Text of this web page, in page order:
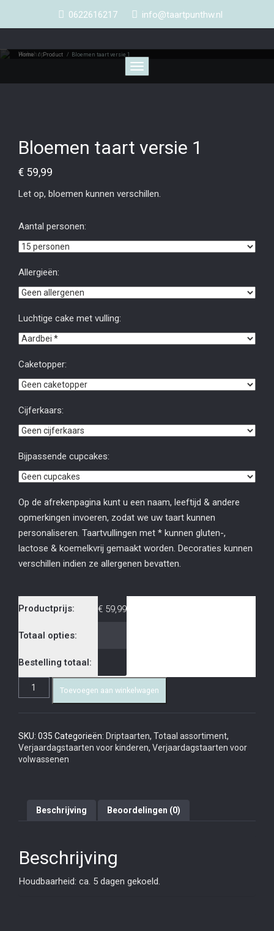
0622616217 info@taartpunthw.nl
Toggle
navigation
Webshop
Home /Product / Bloemen taart versie 1
Bloemen taart versie 1
€ 59,99
Let op, bloemen kunnen verschillen.
Aantal personen:
Allergieën:
Luchtige cake met vulling:
Caketopper:
Cijferkaars:
Bijpassende cupcakes:
Op de afrekenpagina kunt u een naam, leeftijd & andere
opmerkingen invoeren, zodat we uw taart kunnen
personaliseren. Taartvullingen met * kunnen gluten-,
lactose & koemelkvrij gemaakt worden. Decoraties kunnen
verschillen indien ze allergenen bevatten.
Productprijs: € 59,99
Totaal opties:
Bestelling totaal:
Toevoegen aan winkelwagen
SKU: 035 Categorieën: Driptaarten, Totaal assortiment,
Verjaardagstaarten voor kinderen, Verjaardagstaarten voor
volwassenen
Beschrijving Beoordelingen (0)
Beschrijving
Houdbaarheid: ca. 5 dagen gekoeld.